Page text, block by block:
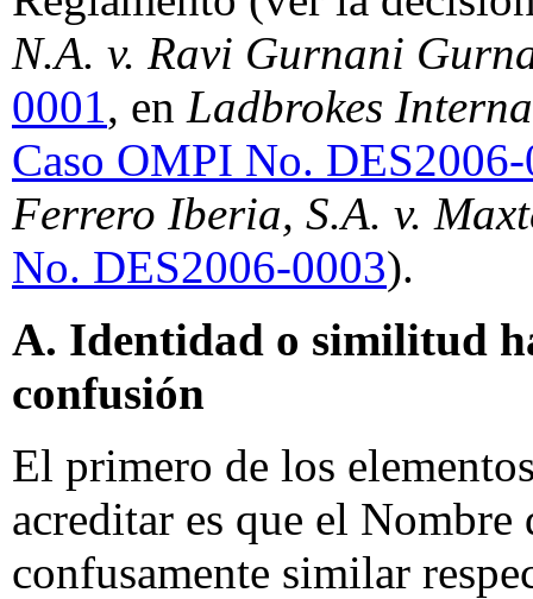
N.A. v. Ravi Gurnani
0001, en Ladbrokes
Caso OMPI No.
Ferrero Iberia, S.A. v.
No. DES2006-0003).
A. Identidad o similitud
confusión
El primero de los
acreditar es que el
confusamente similar